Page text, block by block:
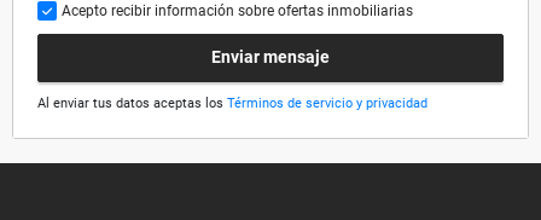
Acepto recibir información sobre ofertas inmobiliarias
Enviar mensaje
Al enviar tus datos aceptas los Términos de servicio y privacidad